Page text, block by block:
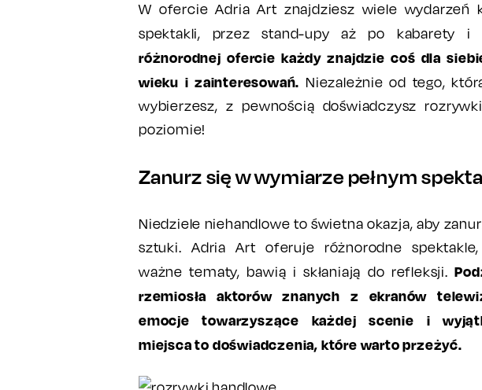
W ofercie Adria Art znajdziesz wiele wydarzeń
spektakli, przez stand-upy aż po kabarety
różnorodnej ofercie każdy znajdzie coś dla
wieku i zainteresowań. Niezależnie od tego,
wybierzesz, z pewnością doświadczysz
poziomie!
Zanurz się w wymiarze pełnym
Niedziele niehandlowe to świetna okazja, aby
sztuki. Adria Art oferuje różnorodne
ważne tematy, bawią i skłaniają do refleksji.
rzemiosła aktorów znanych z ekranów
emocje towarzyszące każdej scenie i
miejsca to doświadczenia, które warto przeżyć.